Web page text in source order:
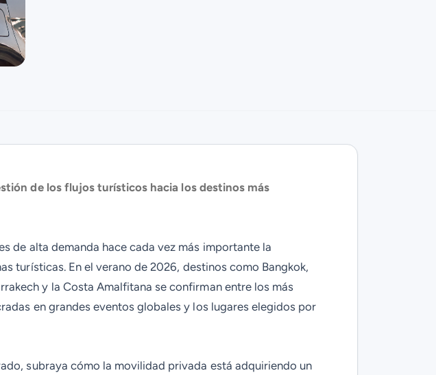
de los flujos turísticos hacia los destinos más
de alta demanda hace cada vez más importante la
turísticas. En el verano de 2026, destinos como Bangkok,
y la Costa Amalfitana se confirman entre los más
en grandes eventos globales y los lugares elegidos por
subraya cómo la movilidad privada está adquiriendo un